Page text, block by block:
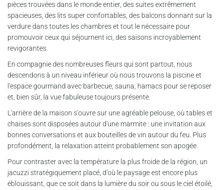
pièces trouvées dans le monde entier, des suites extrêmement
spacieuses, des lits super confortables, des balcons donnant sur la
verdure dans toutes les chambres et tout le nécessaire pour
promouvoir ceux qui séjournent ici, des saisons incroyablement
revigorantes.
En compagnie des nombreuses fleurs qui sont partout, nous
descendons à un niveau inférieur où nous trouvons la piscine et
l'espace gourmand avec barbecue, sauna, hamacs pour se reposer
et, bien sûr, la vue fabuleuse toujours présente.
L'arrière de la maison s'ouvre sur une agréable pelouse, où tables et
chaises sont disposées autour d'une marmite : une invitation aux
bonnes conversations et aux bouteilles de vin autour du feu. Plus
profondément, la relaxation atteint probablement son apogée.
Pour contraster avec la température la plus froide de la région, un
jacuzzi stratégiquement placé, d'où le paysage est encore plus
éblouissant, que ce soit dans la lumière du soir ou sous le ciel étoilé,